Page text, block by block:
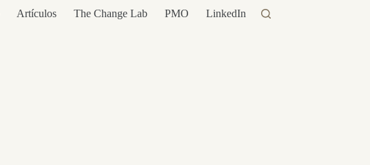
Artículos The Change Lab PMO LinkedIn